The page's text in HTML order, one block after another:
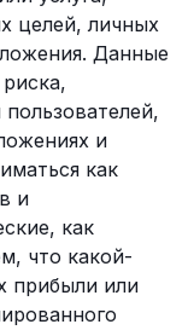
целей, личных
Данные
и
как
и
как
что какой-
прибыли или